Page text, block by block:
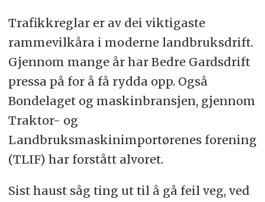
Trafikkreglar er av dei viktigaste
rammevilkåra i moderne landbruksdrift.
Gjennom mange år har Bedre Gardsdrift
pressa på for å få rydda opp. Også
Bondelaget og maskinbransjen, gjennom
Traktor- og
Landbruksmaskinimportørenes forening
(TLIF) har forstått alvoret.
Sist haust såg ting ut til å gå feil veg, ved